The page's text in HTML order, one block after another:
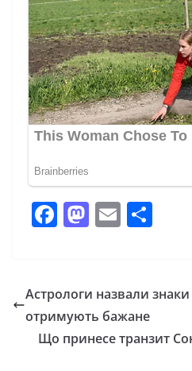
F
e
b
o
M
o
d
o
E
l л
т
Астрологи назвали знаки
отримують бажане
Що принесе транзит